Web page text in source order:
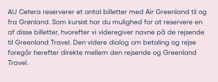
AU Cetera reserverer et antal billetter med Air Greenland til og
fra Grønland. Som kursist har du mulighed for at reservere en
af disse billetter, hvorefter vi videregiver navne på de rejsende
til Greenland Travel. Den videre dialog om betaling og rejse
foregår herefter direkte mellem den rejsende og Greenland
Travel.